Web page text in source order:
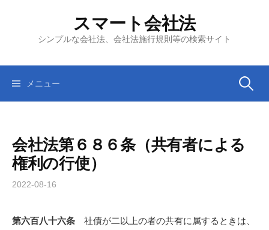
ツ
スマート会社法
シンプルな会社法、会社法施行規則等の検索サイト
メニュー 検
会社法第６８６条（共有者による
権利の行使）
2022-08-16
第六百八十六条 社債が二以上の者の共有に属するときは、